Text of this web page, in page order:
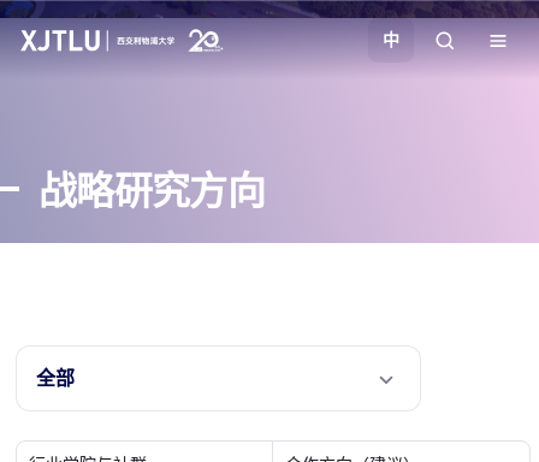
招生
学院
校园生活
中
战略研究方向
全部